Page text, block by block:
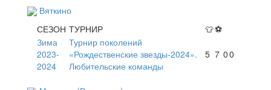
Вяткино
СЕЗОН ТУРНИР 👕⚽
Зима
2023-
2024
Турнир поколений
«Рождественские звезды-2024».
Любительские команды
5 7 00